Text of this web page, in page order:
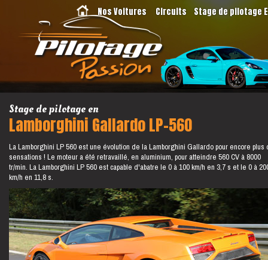
Nos Voitures Circuits Stage de pilotage
Stage de pilotage en
Lamborghini Gallardo LP-560
La Lamborghini LP 560 est une évolution de la Lamborghini Gallardo pour encore plus
sensations ! Le moteur a été retravaillé, en aluminium, pour atteindre 560 CV à 8000
tr/min. La Lamborghini LP 560 est capable d'abatre le 0 à 100 km/h en 3,7 s et le 0 à
km/h en 11,8 s.